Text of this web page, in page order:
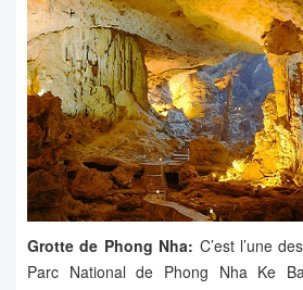
Grotte de Phong Nha: C’est l’une
Parc National de Phong Nha Ke